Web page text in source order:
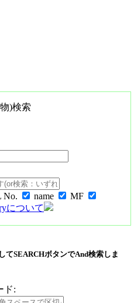
)検索
No. name
MF
について
てSEARCHボタンでAnd検索しま
ド: